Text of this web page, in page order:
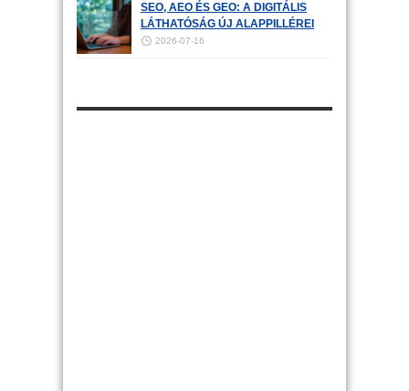
SEO, AEO ÉS GEO: A DIGITÁLIS
LÁTHATÓSÁG ÚJ ALAPPILLÉREI
2026-07-16